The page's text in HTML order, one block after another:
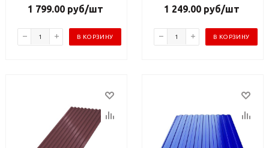
1 799.00 руб/шт
В КОРЗИНУ
1 249.00 руб/шт
В КОРЗИНУ